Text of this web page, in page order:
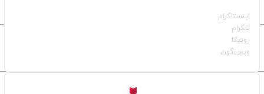
اینستاگرام
تلگرام
روبیکا
ویس‌گون